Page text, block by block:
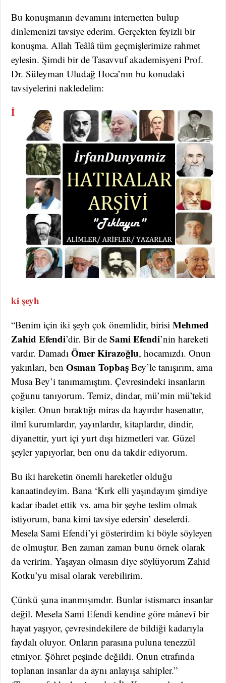
Bu konuşmanın devamını internetten bulup
dinlemenizi tavsiye ederim. Gerçekten feyizli bir
konuşma. Allah Teâlâ tüm geçmişlerimize rahmet
eylesin. Şimdi bir de Tasavvuf akademisyeni Prof.
Dr. Süleyman Uludağ Hoca’nın bu konudaki
tavsiyelerini nakledelim:
İ
ki şeyh
“Benim için iki şeyh çok önemlidir, birisiMehmed
Zahid Efendi’dir. Bir deSami Efendi’nin hareketi
vardır. Damadı Ömer Kirazoğlu, hocamızdı. Onun
yakınları, benOsman TopbaşBey’le tanışırım, ama
Musa Bey’i tanımamıştım. Çevresindeki insanların
çoğunu tanıyorum. Temiz, dindar, mü’min mü’tekid
kişiler. Onun bıraktığı miras da hayırdır hasenattır,
ilmî kurumlardır, yayınlardır, kitaplardır, dindir,
diyanettir, yurt içi yurt dışı hizmetleri var. Güzel
şeyler yapıyorlar, ben onu da takdir ediyorum.
Bu iki hareketin önemli hareketler olduğu
kanaatindeyim. Bana ‘Kırk elli yaşındayım şimdiye
kadar ibadet ettik vs. ama bir şeyhe teslim olmak
istiyorum, bana kimi tavsiye edersin’ deselerdi.
Mesela Sami Efendi’yi gösterirdim ki böyle söyleyen
de olmuştur. Ben zaman zaman bunu örnek olarak
da veririm. Yaşayan olmasın diye söylüyorum Zahid
Kotku’yu misal olarak verebilirim.
Çünkü şuna inanmışımdır. Bunlar istismarcı insanlar
değil. Mesela Sami Efendi kendine göre mânevî bir
hayat yaşıyor, çevresindekilere de bildiği kadarıyla
faydalı oluyor. Onların parasına puluna tenezzül
etmiyor. Şöhret peşinde değildi. Onun etrafında
toplanan insanlar da aynı anlayışa sahipler.”